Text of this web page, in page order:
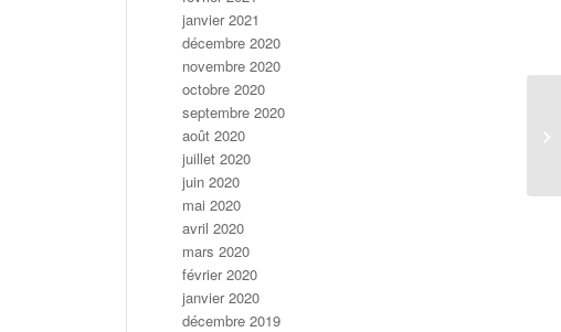
janvier 2021
décembre 2020
novembre 2020
octobre 2020
septembre 2020
août 2020
juillet 2020
juin 2020
mai 2020
avril 2020
mars 2020
février 2020
janvier 2020
décembre 2019